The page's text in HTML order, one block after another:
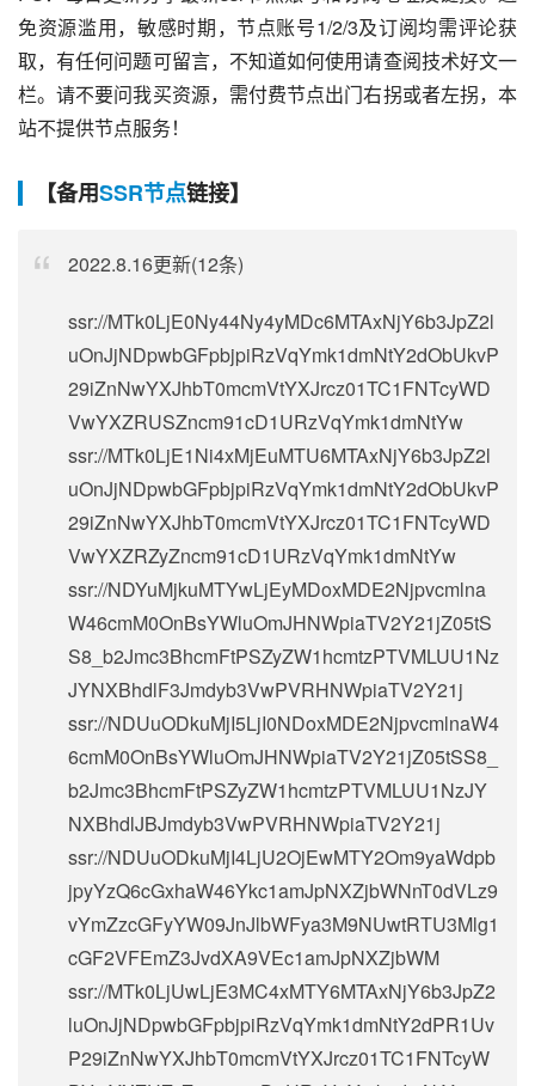
免资源滥用，敏感时期，节点账号1/2/3及订阅均需评论获
取，有任何问题可留言，不知道如何使用请查阅技术好文一
栏。请不要问我买资源，需付费节点出门右拐或者左拐，本
站不提供节点服务！
【备用SSR节点链接】
2022.8.16更新(12条)
ssr://MTk0LjE0Ny44Ny4yMDc6MTAxNjY6b3JpZ2l
uOnJjNDpwbGFpbjpiRzVqYmk1dmNtY2dObUkvP
29iZnNwYXJhbT0mcmVtYXJrcz01TC1FNTcyWD
VwYXZRUSZncm91cD1URzVqYmk1dmNtYw
ssr://MTk0LjE1Ni4xMjEuMTU6MTAxNjY6b3JpZ2l
uOnJjNDpwbGFpbjpiRzVqYmk1dmNtY2dObUkvP
29iZnNwYXJhbT0mcmVtYXJrcz01TC1FNTcyWD
VwYXZRZyZncm91cD1URzVqYmk1dmNtYw
ssr://NDYuMjkuMTYwLjEyMDoxMDE2Njpvcmlna
W46cmM0OnBsYWluOmJHNWpiaTV2Y21jZ05tS
S8_b2Jmc3BhcmFtPSZyZW1hcmtzPTVMLUU1Nz
JYNXBhdlF3Jmdyb3VwPVRHNWpiaTV2Y21j
ssr://NDUuODkuMjI5LjI0NDoxMDE2NjpvcmlnaW4
6cmM0OnBsYWluOmJHNWpiaTV2Y21jZ05tSS8_
b2Jmc3BhcmFtPSZyZW1hcmtzPTVMLUU1NzJY
NXBhdlJBJmdyb3VwPVRHNWpiaTV2Y21j
ssr://NDUuODkuMjI4LjU2OjEwMTY2Om9yaWdpb
jpyYzQ6cGxhaW46Ykc1amJpNXZjbWNnT0dVLz9
vYmZzcGFyYW09JnJlbWFya3M9NUwtRTU3Mlg1
cGF2VFEmZ3JvdXA9VEc1amJpNXZjbWM
ssr://MTk0LjUwLjE3MC4xMTY6MTAxNjY6b3JpZ2
luOnJjNDpwbGFpbjpiRzVqYmk1dmNtY2dPR1Uv
P29iZnNwYXJhbT0mcmVtYXJrcz01TC1FNTcyW